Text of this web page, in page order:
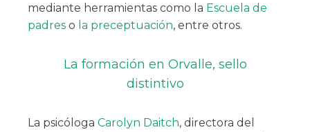
mediante herramientas como la Escuela de
padres o la preceptuación, entre otros.
La formación en Orvalle, sello
distintivo
La psicóloga Carolyn Daitch, directora del